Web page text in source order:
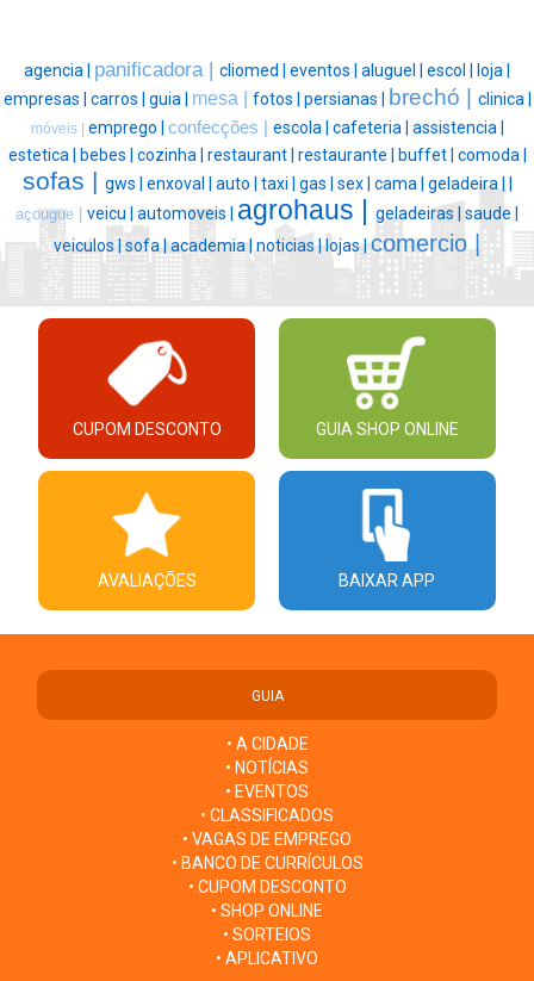
agencia | panificadora | cliomed | eventos | aluguel | escol |
loja |
empresas | carros | guia | mesa | fotos | persianas | brechó | clinica |
móveis | emprego | confecções | escola | cafeteria | assistencia |
estetica |
bebes | cozinha | restaurant | restaurante | buffet | comoda |
sofas | gws | enxoval | auto | taxi | gas | sex | cama | geladeira |
açougue | veicu | automoveis | agrohaus | geladeiras | saude |
veiculos | sofa |academia |noticias | lojas |comercio |
CUPOM DESCONTO GUIA SHOP ONLINE
AVALIAÇÕES BAIXAR APP
GUIA
• A CIDADE
• NOTÍCIAS
• EVENTOS
• CLASSIFICADOS
• VAGAS DE EMPREGO
• BANCO DE CURRÍCULOS
• CUPOM DESCONTO
• SHOP ONLINE
• SORTEIOS
• APLICATIVO